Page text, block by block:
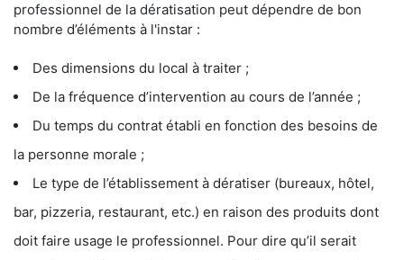
professionnel de la dératisation peut dépendre de bon
nombre d’éléments à l'instar :
Des dimensions du local à traiter ;
De la fréquence d’intervention au cours de l’année ;
Du temps du contrat établi en fonction des besoins de
la personne morale ;
Le type de l’établissement à dératiser (bureaux, hôtel,
bar, pizzeria, restaurant, etc.) en raison des produits dont
doit faire usage le professionnel. Pour dire qu’il serait